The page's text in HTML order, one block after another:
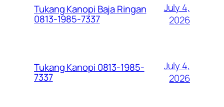
Tukang Kanopi Baja Ringan
0813-1985-7337
July 4,
2026
Tukang Kanopi 0813-1985-
7337
July 4,
2026